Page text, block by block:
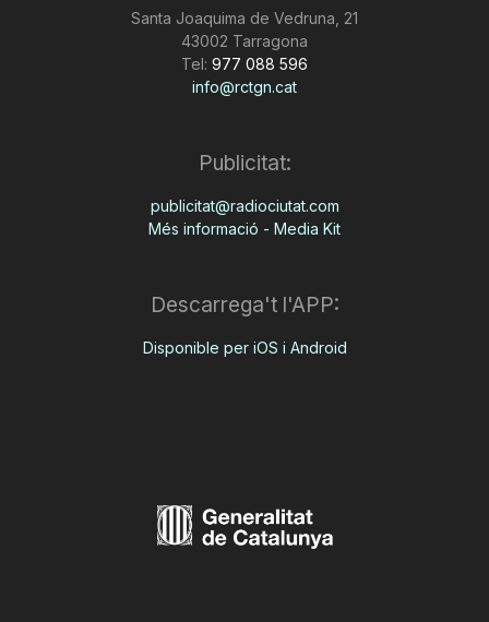
Santa Joaquima de Vedruna, 21
43002 Tarragona
Tel: 977 088 596
info@rctgn.cat
Publicitat:
publicitat@radiociutat.com
Més informació - Media Kit
Descarrega't l'APP:
Disponible per iOS i Android